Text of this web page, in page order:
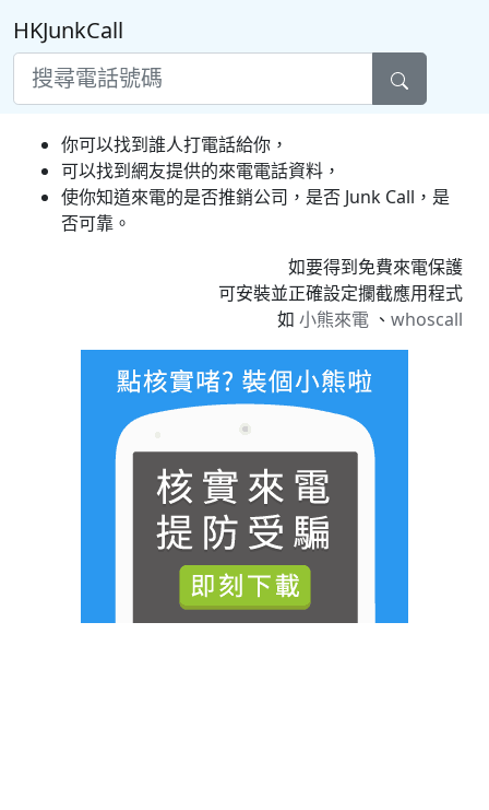
HKJunkCall
你可以找到誰人打電話給你，
可以找到網友提供的來電電話資料，
使你知道來電的是否推銷公司，是否 Junk Call，是
否可靠。
如要得到免費來電保護
可安裝並正確設定攔截應用程式
如 小熊來電 、 whoscall